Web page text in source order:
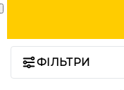
ФІЛЬТРИ